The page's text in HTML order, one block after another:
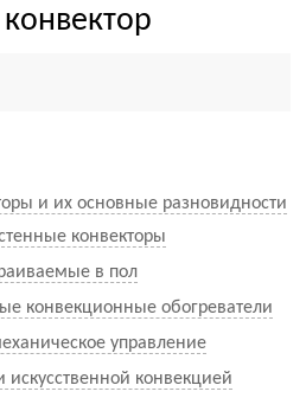
и их основные разновидности
конвекторы
в пол
конвекционные обогреватели
управление
искусственной конвекцией